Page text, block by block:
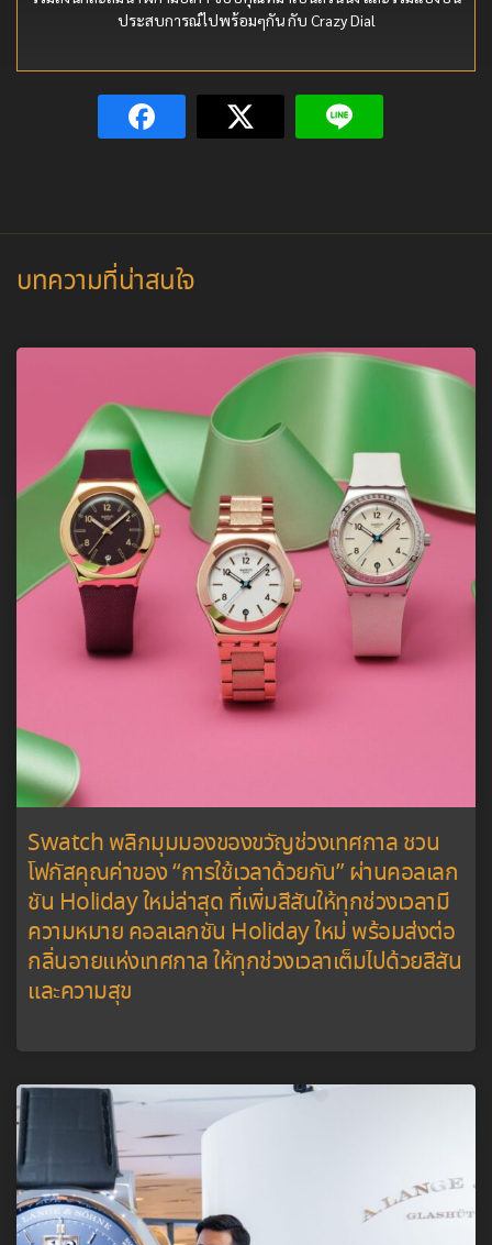
ประสบการณ์ไปพร้อมๆกัน กับ Crazy Dial
บทความที่น่าสนใจ
Swatch พลิกมุมมองของขวัญช่วงเทศกาล ชวน
โฟกัสคุณค่าของ “การใช้เวลาด้วยกัน” ผ่านคอลเลก
ชัน Holiday ใหม่ล่าสุด ที่เพิ่มสีสันให้ทุกช่วงเวลามี
ความหมาย คอลเลกชัน Holiday ใหม่ พร้อมส่งต่อ
กลิ่นอายแห่งเทศกาล ให้ทุกช่วงเวลาเต็มไปด้วยสีสัน
และความสุข